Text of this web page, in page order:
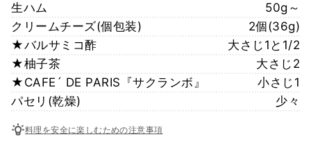
生ハム
50g～
クリームチーズ(個包装)
2個(36g)
★バルサミコ酢
大さじ1と1/2
★柚子茶
大さじ2
★CAFE´ DE PARIS『サクランボ』
小さじ1
パセリ(乾燥)
少々
料理を安全に楽しむための注意事項